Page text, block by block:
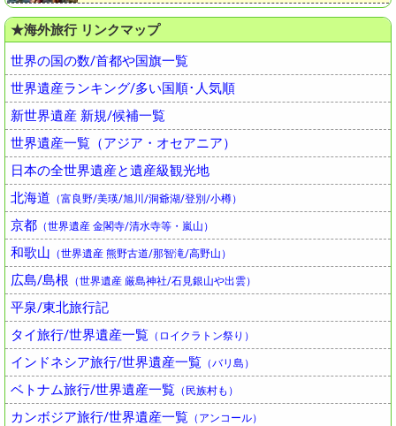
★海外旅行 リンクマップ
世界の国の数/首都や国旗一覧
世界遺産ランキング/多い国順･人気順
新世界遺産 新規/候補一覧
世界遺産一覧（アジア・オセアニア）
日本の全世界遺産と遺産級観光地
北海道 （富良野/美瑛/旭川/洞爺湖/登別/小樽）
京都 （世界遺産 金閣寺/清水寺等・嵐山）
和歌山 （世界遺産 熊野古道/那智滝/高野山）
広島/島根 （世界遺産 厳島神社/石見銀山や出雲）
平泉/東北旅行記
タイ旅行/世界遺産一覧 （ロイクラトン祭り）
インドネシア旅行/世界遺産一覧 （バリ島）
ベトナム旅行/世界遺産一覧 （民族村も）
カンボジア旅行/世界遺産一覧 （アンコール）